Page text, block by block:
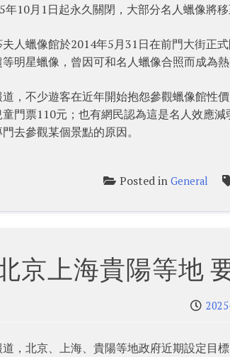
年10月1日起永久關閉，大部分名人蠟像將
人蠟像館於2014年5月31日在前門大街正
明星蠟像，曾因可和名人蠟像合照而成為熱
，不少遊客在近年開始抱怨參觀蠟像館性
門票110元；也有網民認為這是名人效應
去參觀某個景點的原因。
Posted inGeneral
京上海貴陽等地
，北京、上海、貴陽等地政府近期設定目